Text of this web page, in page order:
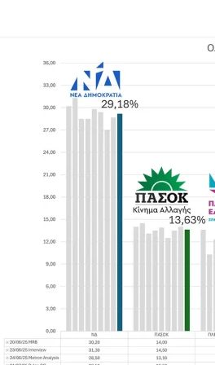
Ενημέρωση χαρακτηριστικών και
ιδιοτήτων.
Συγγραφή περιγραφών με SEO
Ενημέρωση κατηγοριών
Image optimization & SEO σε
εικόνες
Κόψιμο εικόνων σε συγκεκριμένο
λόγο και διάσταση